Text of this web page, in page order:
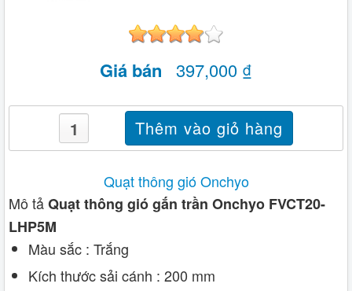
Giá bán 397,000 ₫
Quạt thông gió Onchyo
Mô tảQuạt thông gió gắn trần Onchyo FVCT20-
LHP5M
Màu sắc : Trắng
Kích thước sải cánh : 200 mm